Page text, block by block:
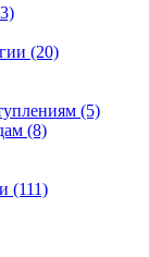
(20)
(5)
(8)
(111)